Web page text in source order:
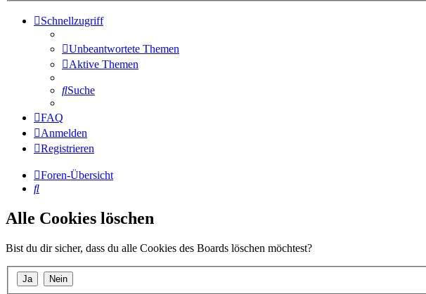
Schnellzugriff
Unbeantwortete Themen
Aktive Themen
Suche
FAQ
Anmelden
Registrieren
Foren-Übersicht
Suche
Alle Cookies löschen
Bist du dir sicher, dass du alle Cookies des Boards löschen möchtest?